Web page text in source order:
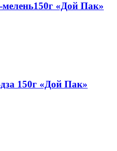
мелень150г «Дой Пак»
150г «Дой Пак»